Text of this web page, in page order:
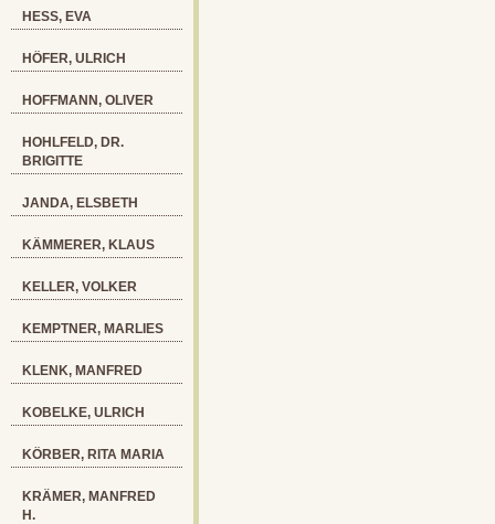
HESS, EVA
HÖFER, ULRICH
HOFFMANN, OLIVER
HOHLFELD, DR.
BRIGITTE
JANDA, ELSBETH
KÄMMERER, KLAUS
KELLER, VOLKER
KEMPTNER, MARLIES
KLENK, MANFRED
KOBELKE, ULRICH
KÖRBER, RITA MARIA
KRÄMER, MANFRED
H.